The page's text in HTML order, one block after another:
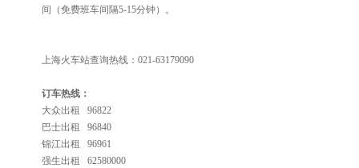
间（免费班车间隔5-15分钟）。
上海火车站查询热线：021-63179090
订车热线：
大众出租
96822
巴士出租
96840
锦江出租
96961
强生出租
62580000